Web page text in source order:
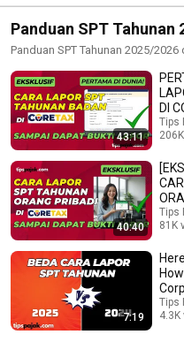
Panduan SPT Tahunan
Pajak Media
43:11
DI
Tips
40:40
Tips
81K
7:19
and
Tips
4.3K